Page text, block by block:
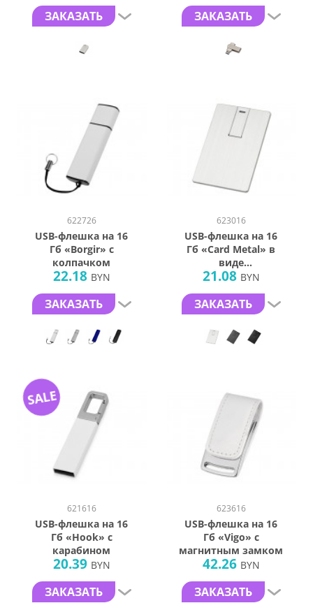
ЗАКАЗАТЬ ЗАКАЗАТЬ
622726
USB-флешка на 16
Гб «Borgir» с
колпачком
22.18 BYN
ЗАКАЗАТЬ
623016
USB-флешка на 16
Гб «Card Metal» в
виде
металлической
21.08 BYN
ЗАКАЗАТЬ
621616
USB-флешка на 16
Гб «Hook» с
карабином
20.39 BYN
ЗАКАЗАТЬ
SALE
623616
USB-флешка на 16
Гб «Vigo» с
магнитным замком
42.26 BYN
ЗАКАЗАТЬ